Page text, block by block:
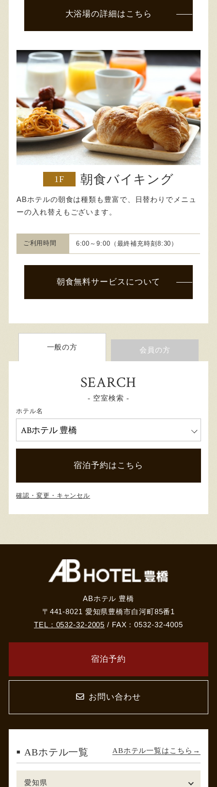
大浴場の詳細はこちら
1F 朝食バイキング
ABホテルの朝食は種類も豊富で、日替わりでメニュ
ーの入れ替えもございます。
ご利用時間 6:00～9:00（最終補充時刻8:30）
朝食無料サービスについて
一般の方 会員の方
SEARCH
- 空室検索 -
ホテル名
宿泊予約はこちら
確認・変更・キャンセル
ABホテル 豊橋
〒441-8021 愛知県豊橋市白河町85番1
TEL：0532-32-2005 / FAX：0532-32-4005
宿泊予約
お問い合わせ
ABホテル一覧 ABホテル一覧はこちら
愛知県